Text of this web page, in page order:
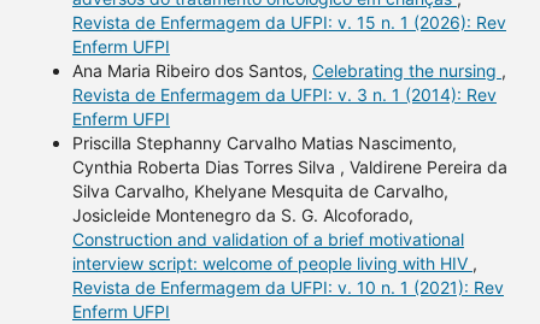
Revista de Enfermagem da UFPI: v. 15 n. 1 (2026): Rev
Enferm UFPI
Ana Maria Ribeiro dos Santos, Celebrating the nursing ,
Revista de Enfermagem da UFPI: v. 3 n. 1 (2014): Rev
Enferm UFPI
Priscilla Stephanny Carvalho Matias Nascimento,
Cynthia Roberta Dias Torres Silva , Valdirene Pereira da
Silva Carvalho, Khelyane Mesquita de Carvalho,
Josicleide Montenegro da S. G. Alcoforado,
Construction and validation of a brief motivational
interview script: welcome of people living with HIV ,
Revista de Enfermagem da UFPI: v. 10 n. 1 (2021): Rev
Enferm UFPI